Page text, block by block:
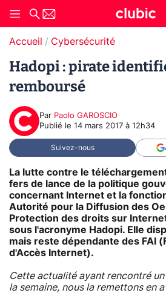
Accueil Cybersécurité
Hadopi : pirate
remboursé
Par Paolo GAROSCIO
Publié le 14 mars 2017 à 12h34
Suivez-nous
La lutte contre le
fers de lance de la politique
concernant Internet et la
Autorité pour la Diffusion des
Protection des droits sur
sous l'acronyme Hadopi. Elle
mais reste dépendante des FAI
d'Accès Internet).
Cette actualité ayant rencontré
la semaine, nous la remettons en